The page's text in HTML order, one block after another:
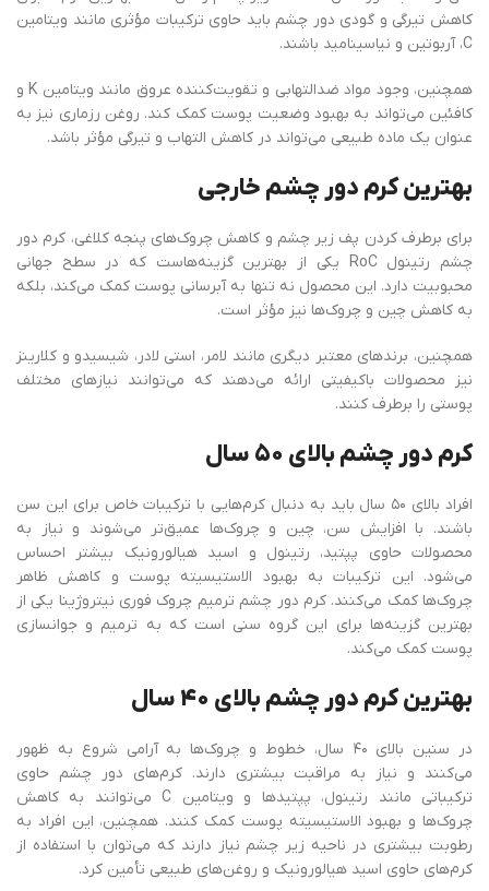
کاهش تیرگی و گودی دور چشم باید حاوی ترکیبات مؤثری مانند ویتامین
C، آربوتین و نیاسینامید باشند.
همچنین، وجود مواد ضدالتهابی و تقویت‌کننده عروق مانند ویتامین K و
کافئین می‌تواند به بهبود وضعیت پوست کمک کند. روغن رزماری نیز به
عنوان یک ماده طبیعی می‌تواند در کاهش التهاب و تیرگی مؤثر باشد.
بهترین کرم دور چشم خارجی
برای برطرف کردن پف زیر چشم و کاهش چروک‌های پنجه کلاغی، کرم دور
چشم رتینول RoC یکی از بهترین گزینه‌هاست که در سطح جهانی
محبوبیت دارد. این محصول نه تنها به آبرسانی پوست کمک می‌کند، بلکه
به کاهش چین و چروک‌ها نیز مؤثر است.
همچنین، برندهای معتبر دیگری مانند لامر، استی لادر، شیسیدو و کلارینز
نیز محصولات باکیفیتی ارائه می‌دهند که می‌توانند نیازهای مختلف
پوستی را برطرف کنند.
کرم دور چشم بالای ۵۰ سال
افراد بالای ۵۰ سال باید به دنبال کرم‌هایی با ترکیبات خاص برای این سن
باشند. با افزایش سن، چین و چروک‌ها عمیق‌تر می‌شوند و نیاز به
محصولات حاوی پپتید، رتینول و اسید هیالورونیک بیشتر احساس
می‌شود. این ترکیبات به بهبود الاستیسیته پوست و کاهش ظاهر
چروک‌ها کمک می‌کنند. کرم دور چشم ترمیم چروک فوری نیتروژینا یکی از
بهترین گزینه‌ها برای این گروه سنی است که به ترمیم و جوانسازی
پوست کمک می‌کند.
بهترین کرم دور چشم بالای ۴۰ سال
در سنین بالای ۴۰ سال، خطوط و چروک‌ها به آرامی شروع به ظهور
می‌کنند و نیاز به مراقبت بیشتری دارند. کرم‌های دور چشم حاوی
ترکیباتی مانند رتینول، پپتیدها و ویتامین C می‌توانند به کاهش
چروک‌ها و بهبود الاستیسیته پوست کمک کنند. همچنین، این افراد به
رطوبت بیشتری در ناحیه زیر چشم نیاز دارند که می‌توان با استفاده از
کرم‌های حاوی اسید هیالورونیک و روغن‌های طبیعی تأمین کرد.